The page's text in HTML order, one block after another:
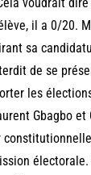
il a 0/20.
sa
de se
les
Gbagbo et
électorale.